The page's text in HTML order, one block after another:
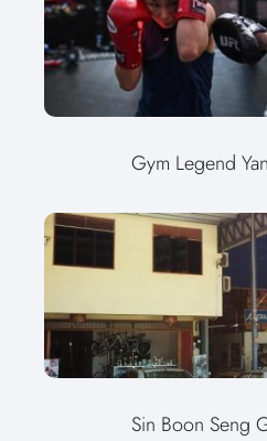
Gym Legend
Sin Boon Seng